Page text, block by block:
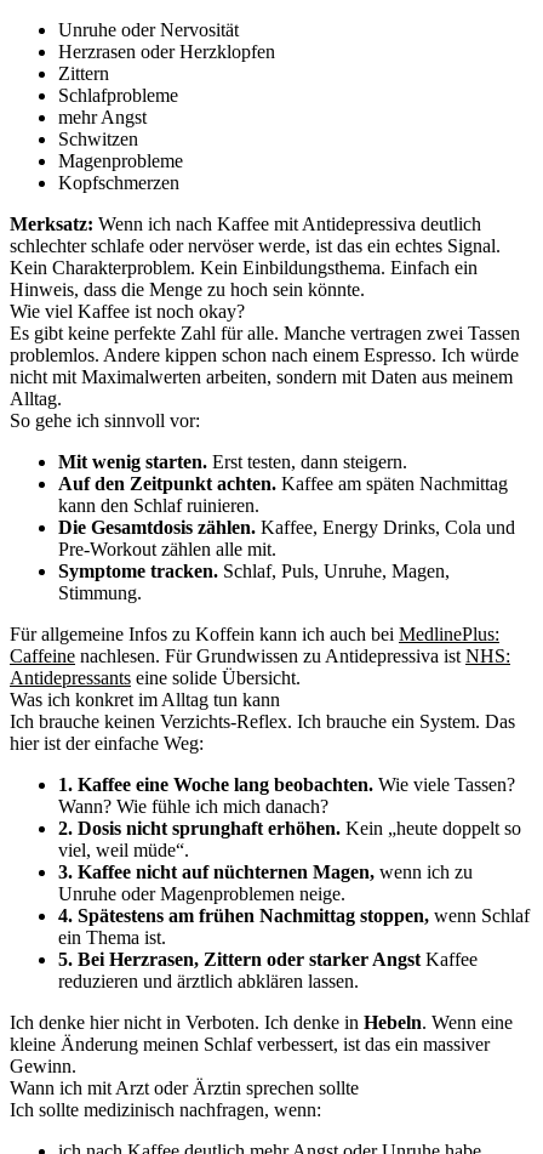
Unruhe oder Nervosität
Herzrasen oder Herzklopfen
Zittern
Schlafprobleme
mehr Angst
Schwitzen
Magenprobleme
Kopfschmerzen
Merksatz: Wenn ich nach Kaffee mit Antidepressiva deutlich
schlechter schlafe oder nervöser werde, ist das ein echtes Signal.
Kein Charakterproblem. Kein Einbildungsthema. Einfach ein
Hinweis, dass die Menge zu hoch sein könnte.
Wie viel Kaffee ist noch okay?
Es gibt keine perfekte Zahl für alle. Manche vertragen zwei Tassen
problemlos. Andere kippen schon nach einem Espresso. Ich würde
nicht mit Maximalwerten arbeiten, sondern mit Daten aus meinem
Alltag.
So gehe ich sinnvoll vor:
Mit wenig starten. Erst testen, dann steigern.
Auf den Zeitpunkt achten. Kaffee am späten Nachmittag
kann den Schlaf ruinieren.
Die Gesamtdosis zählen. Kaffee, Energy Drinks, Cola und
Pre-Workout zählen alle mit.
Symptome tracken. Schlaf, Puls, Unruhe, Magen,
Stimmung.
Für allgemeine Infos zu Koffein kann ich auch bei MedlinePlus:
Caffeine nachlesen. Für Grundwissen zu Antidepressiva ist NHS:
Antidepressants eine solide Übersicht.
Was ich konkret im Alltag tun kann
Ich brauche keinen Verzichts-Reflex. Ich brauche ein System. Das
hier ist der einfache Weg:
1. Kaffee eine Woche lang beobachten. Wie viele Tassen?
Wann? Wie fühle ich mich danach?
2. Dosis nicht sprunghaft erhöhen. Kein „heute doppelt so
viel, weil müde“.
3. Kaffee nicht auf nüchternen Magen, wenn ich zu
Unruhe oder Magenproblemen neige.
4. Spätestens am frühen Nachmittag stoppen, wenn Schlaf
ein Thema ist.
5. Bei Herzrasen, Zittern oder starker Angst Kaffee
reduzieren und ärztlich abklären lassen.
Ich denke hier nicht in Verboten. Ich denke in Hebeln. Wenn eine
kleine Änderung meinen Schlaf verbessert, ist das ein massiver
Gewinn.
Wann ich mit Arzt oder Ärztin sprechen sollte
Ich sollte medizinisch nachfragen, wenn: